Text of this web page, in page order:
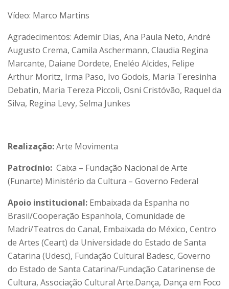
Vídeo: Marco Martins
Agradecimentos: Ademir Dias, Ana Paula Neto, André
Augusto Crema, Camila Aschermann, Claudia Regina
Marcante, Daiane Dordete, Eneléo Alcides, Felipe
Arthur Moritz, Irma Paso, Ivo Godois, Maria Teresinha
Debatin, Maria Tereza Piccoli, Osni Cristóvão, Raquel da
Silva, Regina Levy, Selma Junkes
Realização:Arte Movimenta
Patrocínio: Caixa – Fundação Nacional de Arte
(Funarte) Ministério da Cultura – Governo Federal
Apoio institucional: Embaixada da Espanha no
Brasil/Cooperação Espanhola, Comunidade de
Madri/Teatros do Canal, Embaixada do México, Centro
de Artes (Ceart) da Universidade do Estado de Santa
Catarina (Udesc), Fundação Cultural Badesc, Governo
do Estado de Santa Catarina/Fundação Catarinense de
Cultura, Associação Cultural Arte.Dança, Dança em Foco